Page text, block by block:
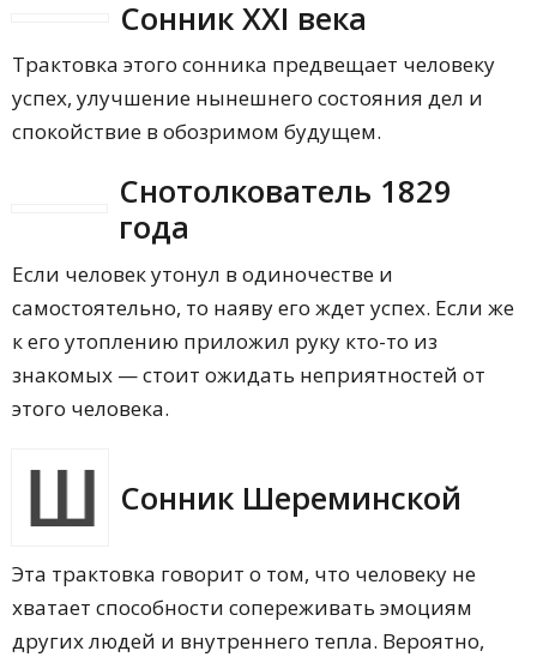
Сонник XXI века
Трактовка этого сонника предвещает человеку
успех, улучшение нынешнего состояния дел и
спокойствие в обозримом будущем.
Снотолкователь 1829
года
Если человек утонул в одиночестве и
самостоятельно, то наяву его ждет успех. Если же
к его утоплению приложил руку кто-то из
знакомых — стоит ожидать неприятностей от
этого человека.
Сонник Шереминской
Эта трактовка говорит о том, что человеку не
хватает способности сопереживать эмоциям
других людей и внутреннего тепла. Вероятно,